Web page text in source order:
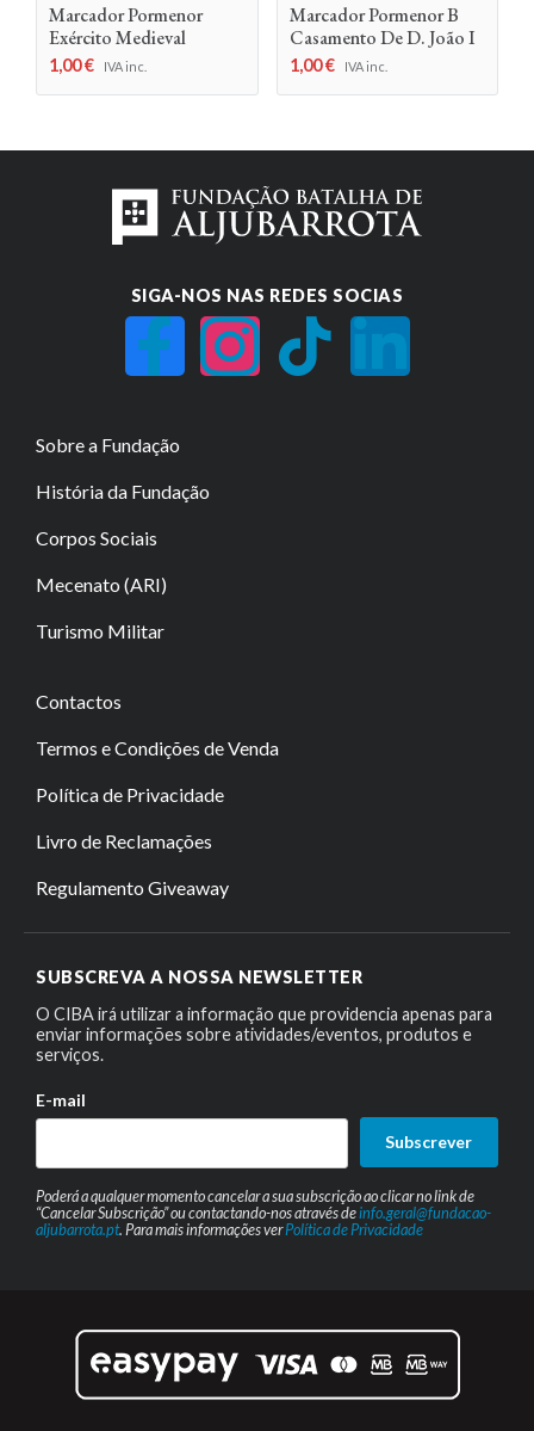
Marcador Pormenor
Exército Medieval
1,00€ IVA inc.
Marcador Pormenor B
Casamento De D. João I
1,00€ IVA inc.
SIGA-NOS NAS REDES SOCIAS
Sobre a Fundação
História da Fundação
Corpos Sociais
Mecenato (ARI)
Turismo Militar
Contactos
Termos e Condições de Venda
Política de Privacidade
Livro de Reclamações
Regulamento Giveaway
SUBSCREVA A NOSSA NEWSLETTER
O CIBA irá utilizar a informação que providencia apenas para
enviar informações sobre atividades/eventos, produtos e
serviços.
E-mail
Subscrever
Poderá a qualquer momento cancelar a sua subscrição ao clicar no link de
“Cancelar Subscrição” ou contactando-nos através deinfo.geral@fundacao-
aljubarrota.pt. Para mais informações verPolítica de Privacidade